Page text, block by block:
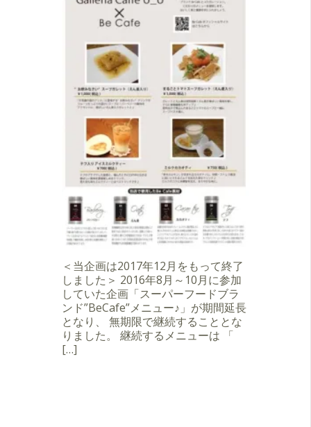
＜当企画は2017年12月をもって終了
しました＞ 2016年8月～10月に参加
していた企画「スーパーフードブラ
ンド”BeCafe”メニュー♪」が期間延長
となり、 無期限で継続することとな
りました。 継続するメニューは 「
[…]